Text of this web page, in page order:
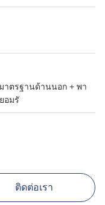
าตรฐานด้านนอก + พา
อมรั
ติดต่อเรา